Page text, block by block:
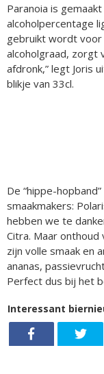
Paranoia is
alcoholpercentage
gebruikt wordt
alcoholgraad, zorgt
afdronk,” legt Joris
blikje van 33cl.
De “hippe-
smaakmakers:
hebben we te
Citra. Maar onthoud
zijn volle smaak en
ananas,
Perfect dus bij het
Interessant